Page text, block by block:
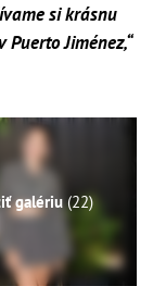
si krásnu
Jiménez,“
galériu (22)